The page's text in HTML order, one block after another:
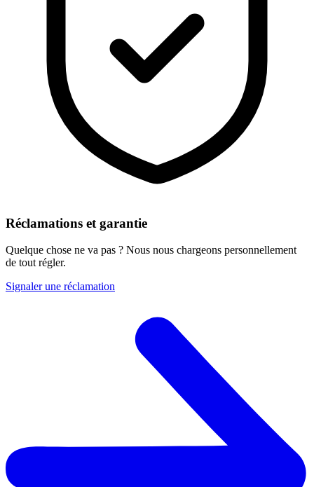
Réclamations et garantie
Quelque chose ne va pas ? Nous nous chargeons personnellement
de tout régler.
Signaler une réclamation